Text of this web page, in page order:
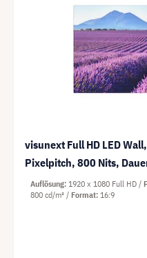
visunext Full HD LED
Pixelpitch, 800 Nits,
Auflösung 1920 x 1080 Full HD
800 cd/m²
Format 16:9